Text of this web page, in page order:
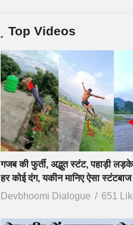
Top Videos
गजब की फुर्ती, अद्भुत स्टंट, पहाड़ी
हर कोई दंग, यकीन मानिए ऐसा स्टंटबाज
Devbhoomi Dialogue
651